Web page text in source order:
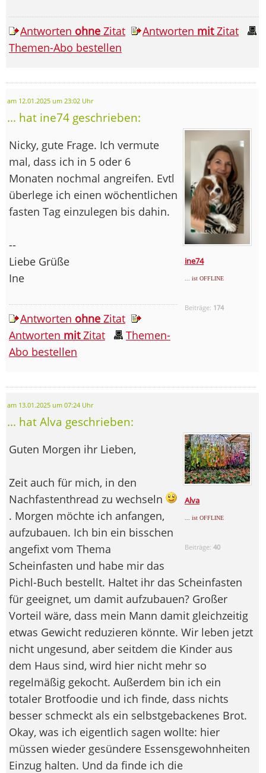
Antworten ohne Zitat Antworten mitZitat
Themen-Abo bestellen
am 12.01.2025 um 23:02 Uhr
... hat ine74 geschrieben:
ine74
... ist OFFLINE
Beiträge: 174
Nicky, gute Frage. Ich vermute
mal, dass ich in 5 oder 6
Monaten nochmal angreifen. Evtl
überlege ich einen wöchentlichen
fasten Tag einzulegen bis dahin.
--
Liebe Grüße
Ine
Antworten ohne Zitat
Antworten mitZitat
Themen-
Abo bestellen
am 13.01.2025 um 07:24 Uhr
... hat Alva geschrieben:
Alva
... ist OFFLINE
Beiträge:40
Guten Morgen ihr Lieben,
Zeit auch für mich, in den
Nachfastenthread zu wechseln
. Morgen möchte ich anfangen,
aufzubauen. Ich bin ein bisschen
angefixt vom Thema
Scheinfasten und habe mir das
Pichl-Buch bestellt. Haltet ihr das Scheinfasten
für geeignet, um damit aufzubauen? Großer
Vorteil wäre, dass mein Mann damit gleichzeitig
etwas Gewicht reduzieren könnte. Wir leben jetzt
nicht ungesund, aber seitdem die Kinder aus
dem Haus sind, wird hier nicht mehr so
regelmäßig gekocht. Außerdem bin ich ein
totaler Brotfoodie und ich finde, dass nichts
besser schmeckt als ein selbstgebackenes Brot.
Okay, was ich eigentlich sagen wollte: hier
müssen wieder gesündere Essensgewohnheiten
Einzug halten. Und da finde ich die